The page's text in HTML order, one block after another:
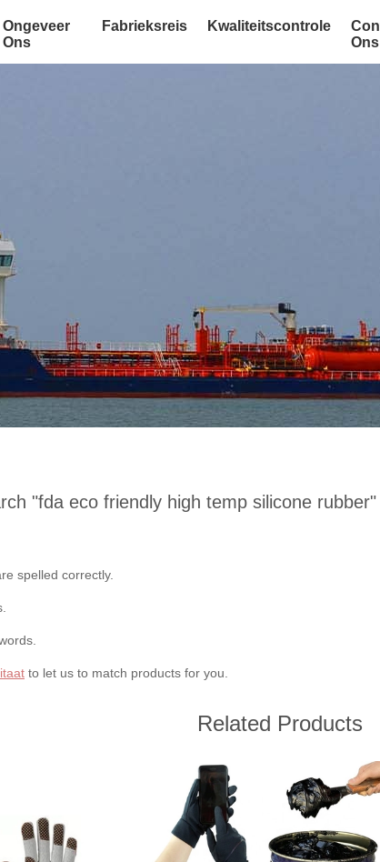
Ongeveer
Ons
Fabrieksreis Kwaliteitscontrole
Ons
"fda eco friendly high temp silicone rubber
spelled correctly.
to let us to match products for you.
Related Products